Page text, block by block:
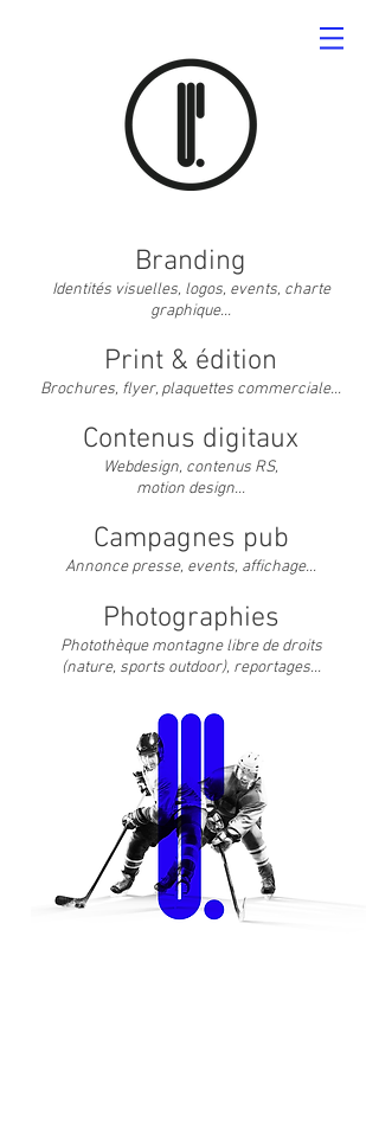
Branding
Identités visuelles, logos, events, charte
graphique...
Print & édition
Brochures, flyer, plaquettes commerciale...
Contenus digitaux
Webdesign, contenus RS,
motion design...
Campagnes pub
Annonce presse, events, affichage...
Photographies
Photothèque montagne libre de droits
(nature, sports outdoor), reportages...